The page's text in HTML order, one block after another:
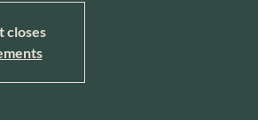
closes